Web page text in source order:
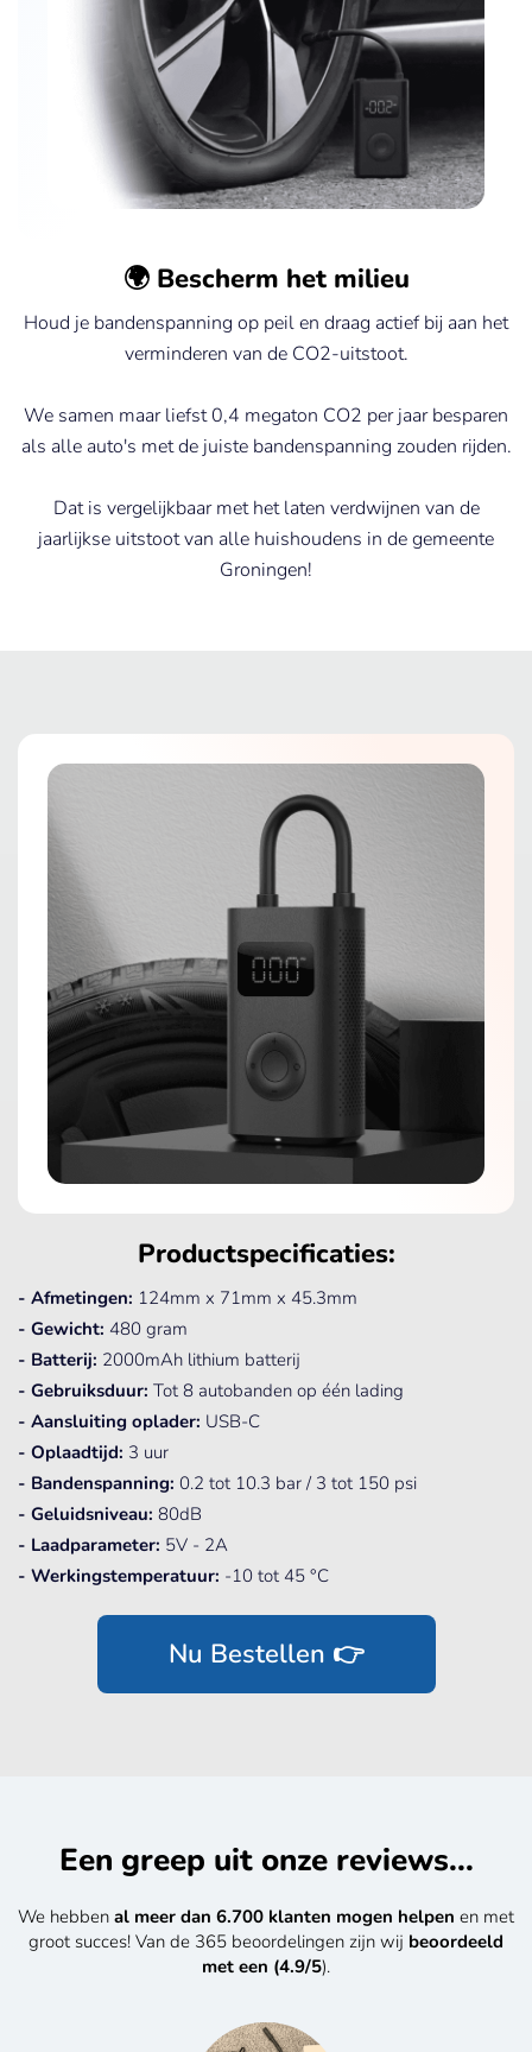
🌍 Bescherm het milieu
Houd je bandenspanning op peil en draag actief bij aan het
verminderen van de CO2-uitstoot.
We samen maar liefst 0,4 megaton CO2 per jaar besparen
als alle auto's met de juiste bandenspanning zouden rijden.
Dat is vergelijkbaar met het laten verdwijnen van de
jaarlijkse uitstoot van alle huishoudens in de gemeente
Groningen!
Productspecificaties:
- Afmetingen: 124mm x 71mm x 45.3mm
- Gewicht: 480 gram
- Batterij: 2000mAh lithium batterij
- Gebruiksduur: Tot 8 autobanden op één lading
- Aansluiting oplader: USB-C
- Oplaadtijd: 3 uur
- Bandenspanning: 0.2 tot 10.3 bar / 3 tot 150 psi
- Geluidsniveau: 80dB
- Laadparameter: 5V - 2A
- Werkingstemperatuur: -10 tot 45 °C
Nu Bestellen 👉
Een greep uit onze reviews...
We hebben al meer dan 6.700 klanten mogen helpen en met
groot succes! Van de 365 beoordelingen zijn wij beoordeeld
met een (4.9/5).